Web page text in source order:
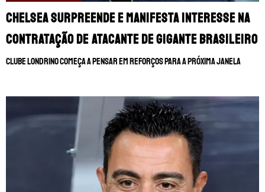
Chelsea surpreende e manifesta interesse na
contratação de atacante de gigante brasileiro
Clube londrino começa a pensar em reforços para a próxima janela